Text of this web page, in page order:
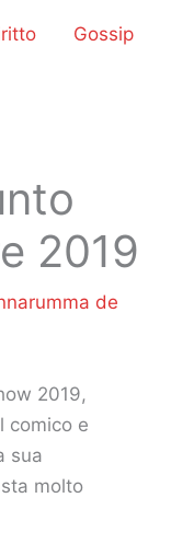
Gossip
2019
de
2019,
comico e
sua
molto